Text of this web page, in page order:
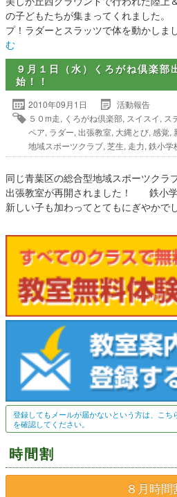
の子どもたちが集まってくれました
プ！ラダーとスラッツで体を動かし
む
９月１日（水）くろがね倶楽
始！！
2010年09月1日
活動報告
５０m走, くろがね倶楽部, スイスイ, ス
ペア, ラダー, 出張教室, 大縄とび, 感覚,
地域スポーツクラブ, 芝生, 走力, 鉄小学
同じ青葉区の総合型地域スポーツクラ
出張教室が再開されました！ 鉄小学
新しい子も加わってとてもにぎやか
登録してもメールが届かないという方は、こ
を確認してください。
時間割
８月時間